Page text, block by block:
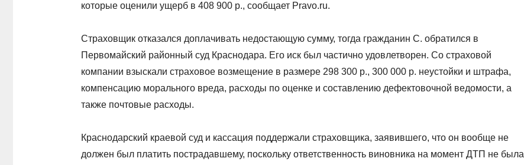
которые оценили ущерб в 408 900 р., сообщает Pravo.ru.
Страховщик отказался доплачивать недостающую сумму, тогда гражданин С. обратился в
Первомайский районный суд Краснодара. Его иск был частично удовлетворен. Со страховой
компании взыскали страховое возмещение в размере 298 300 р., 300 000 р. неустойки и штрафа,
компенсацию морального вреда, расходы по оценке и составлению дефектовочной ведомости, а
также почтовые расходы.
Краснодарский краевой суд и кассация поддержали страховщика, заявившего, что он вообще не
должен был платить пострадавшему, поскольку ответственность виновника на момент ДТП не была